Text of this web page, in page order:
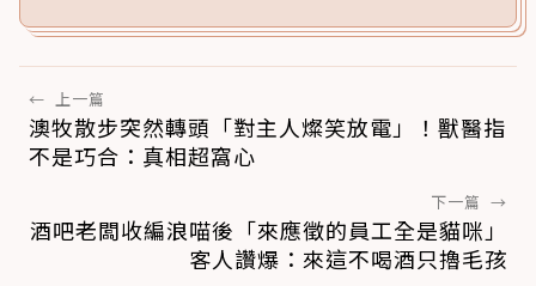
← 上一篇
澳牧散步突然轉頭「對主人燦笑放電」！獸醫指
不是巧合：真相超窩心
下一篇 →
酒吧老闆收編浪喵後「來應徵的員工全是貓咪」
客人讚爆：來這不喝酒只擼毛孩